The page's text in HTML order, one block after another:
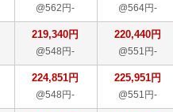
@562円- @564円-
219,340円
@548円-
220,440円
@551円-
224,851円
@548円-
225,951円
@551円-